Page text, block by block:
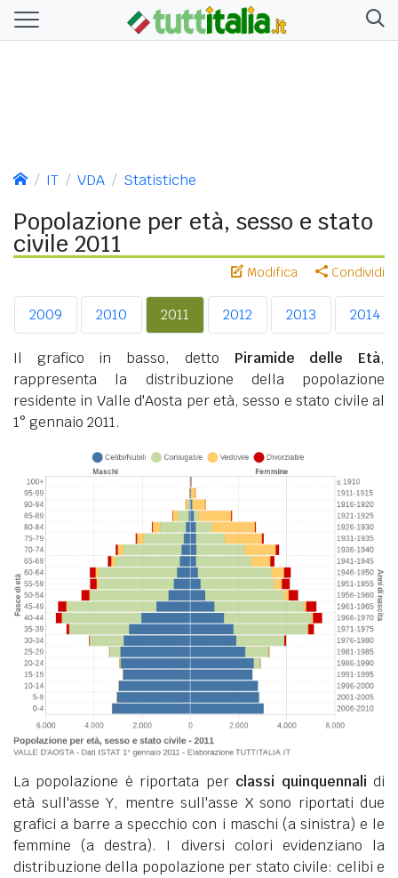
IT VDA Statistiche
Popolazione per età, sesso e stato
civile 2011
Modifica Condividi
2009 2010 2011 2012 2013 2014
Il grafico in basso, detto Piramide delle Età,
rappresenta la distribuzione della popolazione
residente in Valle d'Aosta per età, sesso e stato civile al
1° gennaio 2011.
La popolazione è riportata per classi quinquennali di
età sull'asse Y, mentre sull'asse X sono riportati due
grafici a barre a specchio con i maschi (a sinistra) e le
femmine (a destra). I diversi colori evidenziano la
distribuzione della popolazione per stato civile: celibi e